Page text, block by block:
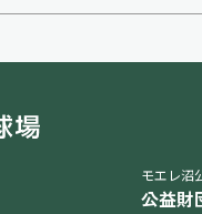
モエレ沼
公益財